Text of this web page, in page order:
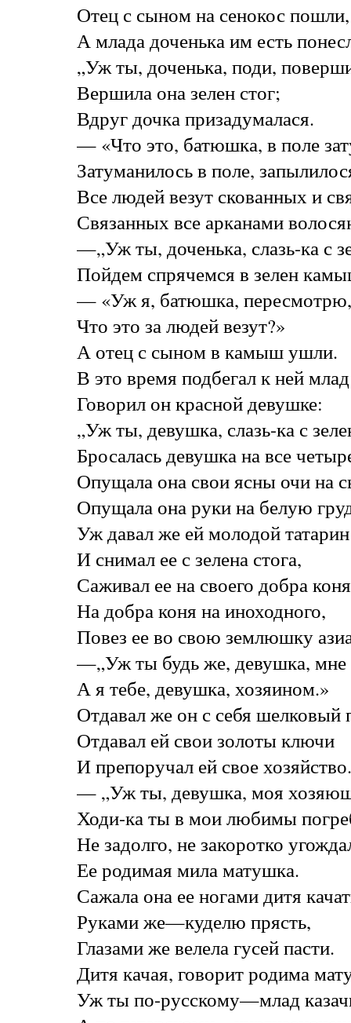
Отец с сыном на сенокос пошли,
А млада доченька им есть
„Уж ты, доченька, поди,
Вершила она зелен стог;
Вдруг дочка призадумалася.
— «Что это, батюшка, в поле
Затуманилось в поле,
Все людей везут скованных и
Связанных все арканами
—„Уж ты, доченька, слазь-ка с
Пойдем спрячемся в зелен
— «Уж я, батюшка,
Что это за людей везут?»
А отец с сыном в камыш ушли.
В это время подбегал к ней
Говорил он красной девушке:
„Уж ты, девушка, слазь-ка с
Бросалась девушка на все
Опущала она свои ясны очи на
Опущала она руки на белую
Уж давал же ей молодой
И снимал ее с зелена стога,
Саживал ее на своего добра
На добра коня на иноходного,
Повез ее во свою землюшку
—„Уж ты будь же, девушка,
А я тебе, девушка, хозяином.»
Отдавал же он с себя шелковый
Отдавал ей свои золоты ключи
И препоручал ей свое хозяйство.
— „Уж ты, девушка, моя
Ходи-ка ты в мои любимы
Не задолго, не закоротко
Ее родимая мила матушка.
Сажала она ее ногами дитя
Руками же—куделю прясть,
Глазами же велела гусей пасти.
Дитя качая, говорит родима
Уж ты по-русскому—млад